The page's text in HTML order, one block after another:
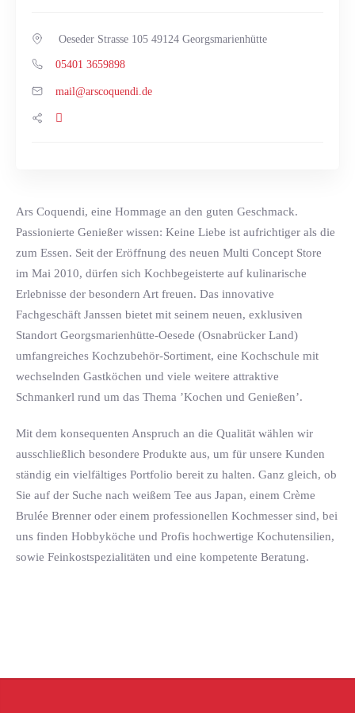
Oeseder Strasse 105 49124 Georgsmarienhütte
05401 3659898
ed.idneuqocsra@liam
Ars Coquendi, eine Hommage an den guten Geschmack.
Passionierte Genießer wissen: Keine Liebe ist aufrichtiger als die
zum Essen. Seit der Eröffnung des neuen Multi Concept Store
im Mai 2010, dürfen sich Kochbegeisterte auf kulinarische
Erlebnisse der besondern Art freuen. Das innovative
Fachgeschäft Janssen bietet mit seinem neuen, exklusiven
Standort Georgsmarienhütte-Oesede (Osnabrücker Land)
umfangreiches Kochzubehör-Sortiment, eine Kochschule mit
wechselnden Gastköchen und viele weitere attraktive
Schmankerl rund um das Thema ’Kochen und Genießen’.
Mit dem konsequenten Anspruch an die Qualität wählen wir
ausschließlich besondere Produkte aus, um für unsere Kunden
ständig ein vielfältiges Portfolio bereit zu halten. Ganz gleich, ob
Sie auf der Suche nach weißem Tee aus Japan, einem Crème
Brulée Brenner oder einem professionellen Kochmesser sind, bei
uns finden Hobbyköche und Profis hochwertige Kochutensilien,
sowie Feinkostspezialitäten und eine kompetente Beratung.